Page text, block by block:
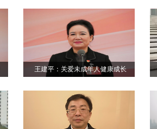
王建平：关爱未成年人健康成长